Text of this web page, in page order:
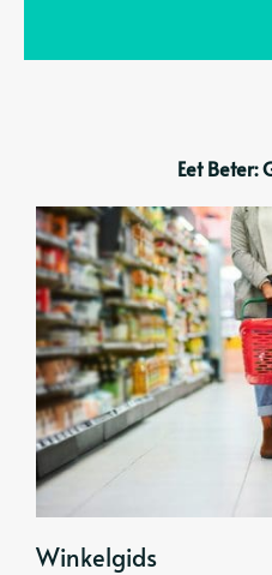
Eet Beter:
Winkelgids